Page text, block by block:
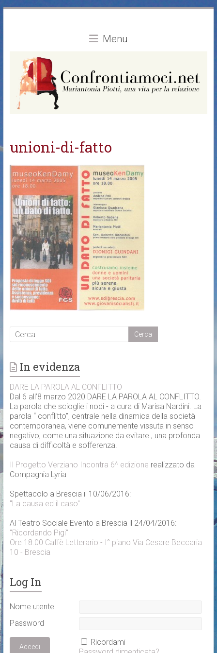
Menu
unioni-di-fatto
In evidenza
DARE LA PAROLA AL CONFLITTO
Dal 6 all’8 marzo 2020 DARE LA PAROLA AL CONFLITTO.
La parola che scioglie i nodi - a cura di Marisa Nardini. La
parola “ conflitto”, centrale nella dinamica della società
contemporanea, viene comunemente vissuta in senso
negativo, come una situazione da evitare , una profonda
causa di difficoltà e sofferenza.
Il Progetto Verziano Incontra 6^ edizione realizzato da
Compagnia Lyria
Spettacolo a Brescia il 10/06/2016:
"La causa ed il caso"
Al Teatro Sociale Evento a Brescia il 24/04/2016:
"Ricordando Pigi"
Ore 18.00 Caffè Letterario - I° piano Via Cesare Beccaria
10 - Brescia
Log In
Nome utente
Password
Ricordami